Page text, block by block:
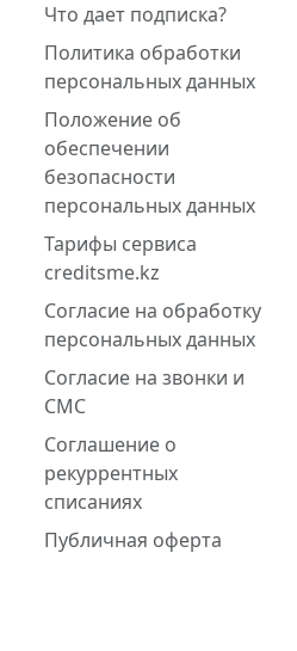
Что дает подписка?
Политика обработки
персональных данных
Положение об
обеспечении
безопасности
персональных данных
Тарифы сервиса
creditsme.kz
Согласие на обработку
персональных данных
Согласие на звонки и
СМС
Соглашение о
рекуррентных
списаниях
Публичная оферта